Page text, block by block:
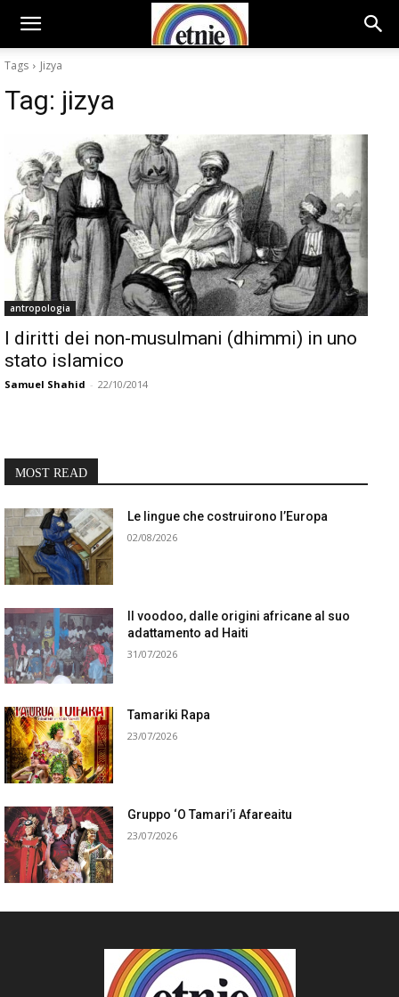
Tags Jizya
Tag: jizya
antropologia
I diritti dei non-musulmani (dhimmi) in uno
stato islamico
Samuel Shahid - 22/10/2014
MOST READ
Le lingue che costruirono l’Europa
02/08/2026
Il voodoo, dalle origini africane al suo
adattamento ad Haiti
31/07/2026
Tamariki Rapa
23/07/2026
Gruppo ‘O Tamari’i Afareaitu
23/07/2026